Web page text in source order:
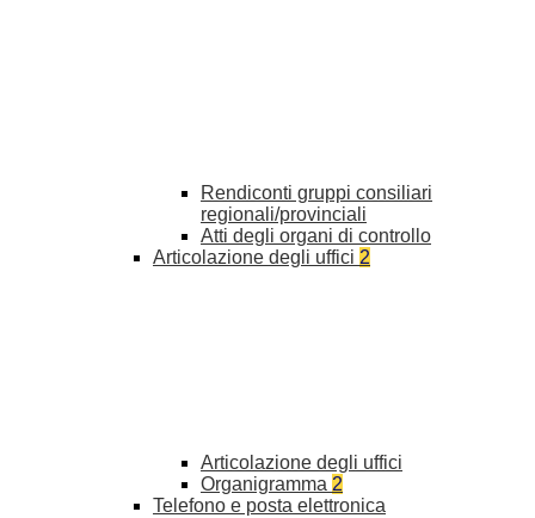
Rendiconti gruppi consiliari
regionali/provinciali
Atti degli organi di controllo
Articolazione degli uffici 2
Articolazione degli uffici
Organigramma 2
Telefono e posta elettronica